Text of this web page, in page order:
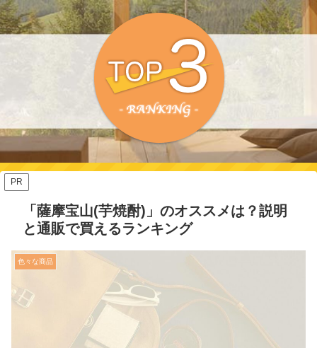
PR
「薩摩宝山(芋焼酎)」のオススメは？説明
と通販で買えるランキング
色々な商品